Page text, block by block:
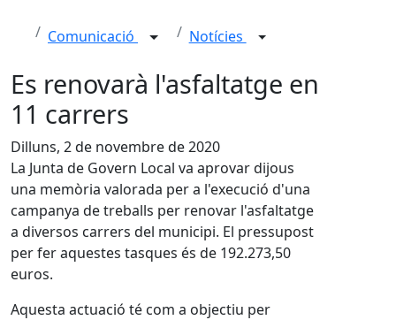
Comunicació Notícies
Es renovarà l'asfaltatge en
11 carrers
Dilluns, 2 de novembre de 2020
La Junta de Govern Local va aprovar dijous
una memòria valorada per a l'execució d'una
campanya de treballs per renovar l'asfaltatge
a diversos carrers del municipi. El pressupost
per fer aquestes tasques és de 192.273,50
euros.
Aquesta actuació té com a objectiu per